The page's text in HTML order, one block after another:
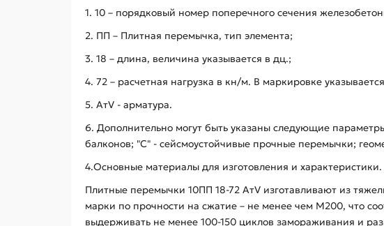
1. 10 – порядковый номер поперечного сечения
2. ПП – Плитная перемычка, тип элемента;
3. 18 – длина, величина указывается в дц.;
4. 72 – расчетная нагрузка в кн/м. В маркировке
5. AтV - арматура.
6. Дополнительно могут быть указаны следующие
балконов; "С" - сейсмоустойчивые прочные перемычки;
4.Основные материалы для изготовления и характеристики.
Плитные перемычки 10ПП 18-72 АтV изготавливают из
марки по прочности на сжатие – не менее чем М200, что
выдерживать не менее 100-150 циклов замораживания и